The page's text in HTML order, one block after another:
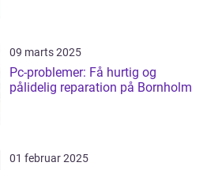
09 marts 2025
Pc-problemer: Få hurtig og
pålidelig reparation på Bornholm
01 februar 2025